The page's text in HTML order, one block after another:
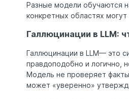
Разные модели обучаются
конкретных областях могут
Галлюцинации в LLM:
Галлюцинации в LLM— это
правдоподобно и логично,
Модель не проверяет
может «уверенно»